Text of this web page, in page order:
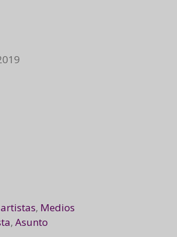
artistas, Medios
,Asunto